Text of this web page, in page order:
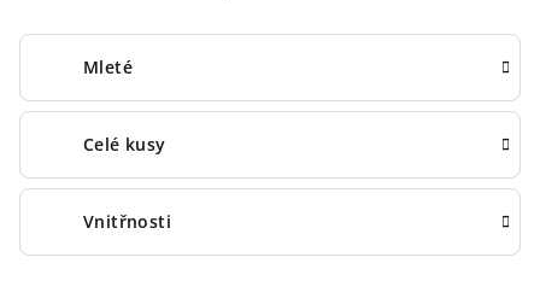
Mleté
Celé kusy
Vnitřnosti